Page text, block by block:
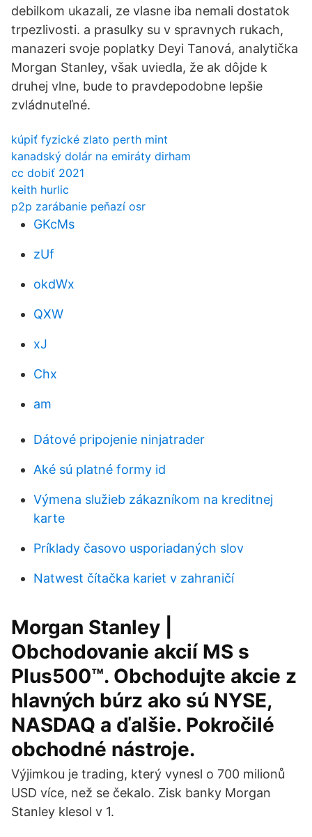
debilkom ukazali, ze vlasne iba nemali dostatok
trpezlivosti. a prasulky su v spravnych rukach,
manazeri svoje poplatky Deyi Tanová, analytička
Morgan Stanley, však uviedla, že ak dôjde k
druhej vlne, bude to pravdepodobne lepšie
zvládnuteľné.
kúpiť fyzické zlato perth mint
kanadský dolár na emiráty dirham
cc dobiť 2021
keith hurlic
p2p zarábanie peňazí osr
GKcMs
zUf
okdWx
QXW
xJ
Chx
am
Dátové pripojenie ninjatrader
Aké sú platné formy id
Výmena služieb zákazníkom na kreditnej
karte
Príklady časovo usporiadaných slov
Natwest čítačka kariet v zahraničí
Morgan Stanley |
Obchodovanie akcií MS s
Plus500™. Obchodujte akcie z
hlavných búrz ako sú NYSE,
NASDAQ a ďalšie. Pokročilé
obchodné nástroje.
Výjimkou je trading, který vynesl o 700 milionů
USD více, než se čekalo. Zisk banky Morgan
Stanley klesol v 1.